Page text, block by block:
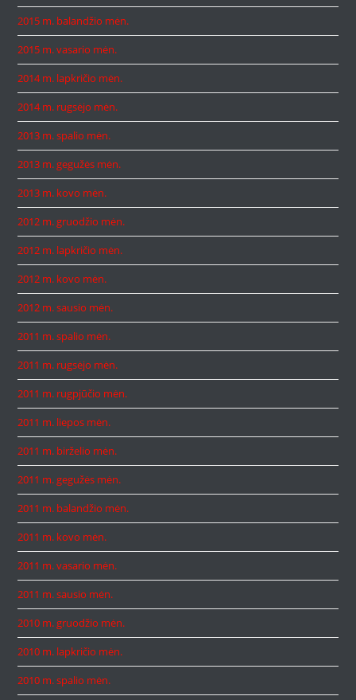
2015 m. balandžio mėn.
2015 m. vasario mėn.
2014 m. lapkričio mėn.
2014 m. rugsėjo mėn.
2013 m. spalio mėn.
2013 m. gegužės mėn.
2013 m. kovo mėn.
2012 m. gruodžio mėn.
2012 m. lapkričio mėn.
2012 m. kovo mėn.
2012 m. sausio mėn.
2011 m. spalio mėn.
2011 m. rugsėjo mėn.
2011 m. rugpjūčio mėn.
2011 m. liepos mėn.
2011 m. birželio mėn.
2011 m. gegužės mėn.
2011 m. balandžio mėn.
2011 m. kovo mėn.
2011 m. vasario mėn.
2011 m. sausio mėn.
2010 m. gruodžio mėn.
2010 m. lapkričio mėn.
2010 m. spalio mėn.